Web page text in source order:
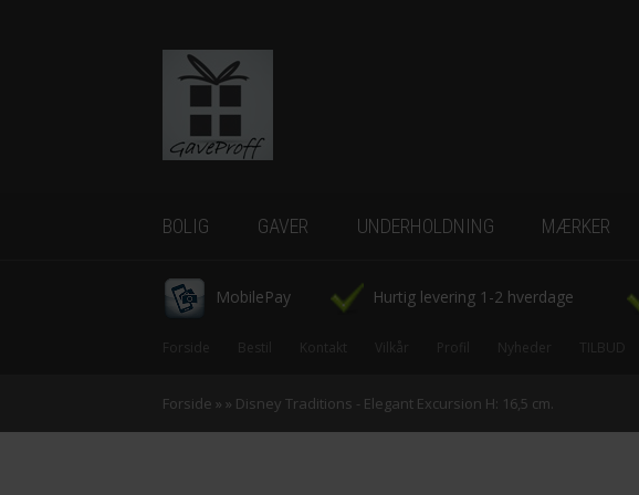
BOLIG
Borddækning -Tassen
Køkkenudstyr
Belysning
GAVER
-Bryllupsgaver
-Dåbsgaver
-Fars dag
UNDERHOLDNING
-Gadgets
-IQ Spil
-Tegneserier
MÆRKER
-CowParade
-Disney Figurer
-Fridolin
MobilePay Hurtig levering 1-2 hverdage
Forside Bestil Kontakt Vilkår Profil Nyheder TILBUD
Forside » » Disney Traditions - Elegant Excursion H: 16,5 cm.